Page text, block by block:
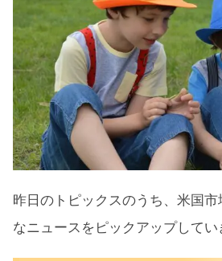
昨日のトピックスのうち、米国市
なニュースをピックアップしてい